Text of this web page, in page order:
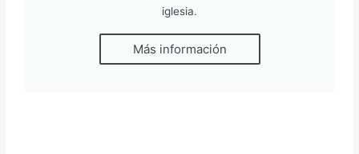
iglesia.
Más información